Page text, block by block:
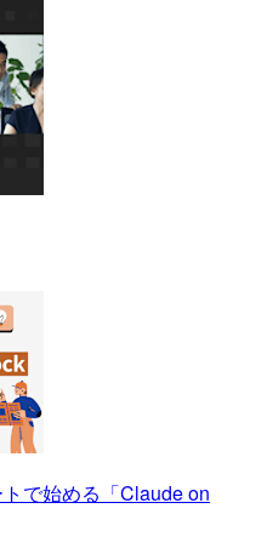
で始める「Claude on